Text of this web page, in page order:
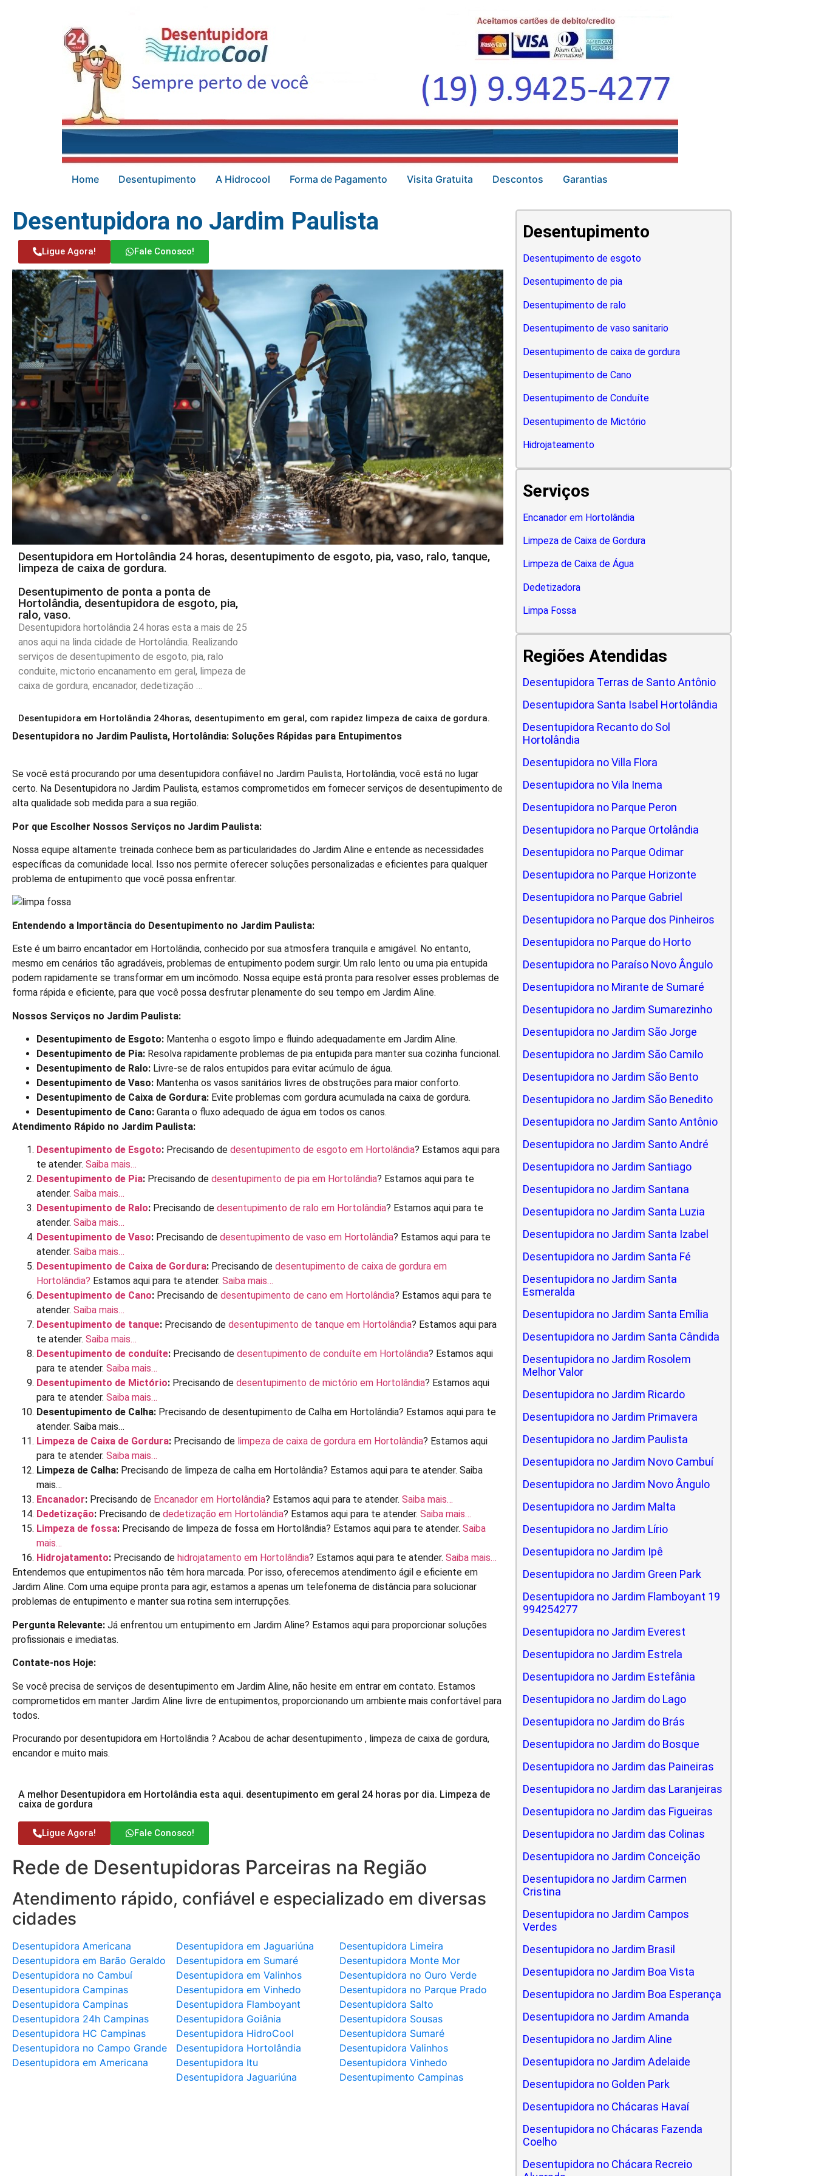
Home Desentupimento A Hidrocool Forma de Pagamento Visita Gratuita Descontos Garantias
Desentupidora no Jardim Paulista
Ligue Agora! Fale Conosco!
Desentupidora em Hortolândia 24 horas, desentupimento de esgoto, pia, vaso, ralo, tanque,
limpeza de caixa de gordura.
Desentupimento de ponta a ponta de
Hortolândia, desentupidora de esgoto, pia,
ralo, vaso.
Desentupidora hortolândia 24 horas esta a mais de 25
anos aqui na linda cidade de Hortolândia. Realizando
serviços de desentupimento de esgoto, pia, ralo
conduite, mictorio encanamento em geral, limpeza de
caixa de gordura, encanador, dedetização …
Desentupidora em Hortolândia 24horas, desentupimento em geral, com rapidez limpeza de caixa de gordura.
Desentupidora no Jardim Paulista, Hortolândia: Soluções Rápidas para Entupimentos
Se você está procurando por uma desentupidora confiável no Jardim Paulista, Hortolândia, você está no lugar
certo. Na Desentupidora no Jardim Paulista, estamos comprometidos em fornecer serviços de desentupimento de
alta qualidade sob medida para a sua região.
Por que Escolher Nossos Serviços no Jardim Paulista:
Nossa equipe altamente treinada conhece bem as particularidades do Jardim Aline e entende as necessidades
específicas da comunidade local. Isso nos permite oferecer soluções personalizadas e eficientes para qualquer
problema de entupimento que você possa enfrentar.
Entendendo a Importância do Desentupimento no Jardim Paulista:
Este é um bairro encantador em Hortolândia, conhecido por sua atmosfera tranquila e amigável. No entanto,
mesmo em cenários tão agradáveis, problemas de entupimento podem surgir. Um ralo lento ou uma pia entupida
podem rapidamente se transformar em um incômodo. Nossa equipe está pronta para resolver esses problemas de
forma rápida e eficiente, para que você possa desfrutar plenamente do seu tempo em Jardim Aline.
Nossos Serviços no Jardim Paulista:
Desentupimento de Esgoto: Mantenha o esgoto limpo e fluindo adequadamente em Jardim Aline.
Desentupimento de Pia: Resolva rapidamente problemas de pia entupida para manter sua cozinha funcional.
Desentupimento de Ralo: Livre-se de ralos entupidos para evitar acúmulo de água.
Desentupimento de Vaso: Mantenha os vasos sanitários livres de obstruções para maior conforto.
Desentupimento de Caixa de Gordura: Evite problemas com gordura acumulada na caixa de gordura.
Desentupimento de Cano: Garanta o fluxo adequado de água em todos os canos.
Atendimento Rápido no Jardim Paulista:
Desentupimento de Esgoto: Precisando de desentupimento de esgoto em Hortolândia? Estamos aqui para
te atender. Saiba mais…
Desentupimento de Pia: Precisando de desentupimento de pia em Hortolândia? Estamos aqui para te
atender. Saiba mais…
Desentupimento de Ralo: Precisando de desentupimento de ralo em Hortolândia? Estamos aqui para te
atender. Saiba mais…
Desentupimento de Vaso: Precisando de desentupimento de vaso em Hortolândia? Estamos aqui para te
atender. Saiba mais…
Desentupimento de Caixa de Gordura: Precisando de desentupimento de caixa de gordura em
Hortolândia? Estamos aqui para te atender. Saiba mais…
Desentupimento de Cano: Precisando de desentupimento de cano em Hortolândia? Estamos aqui para te
atender. Saiba mais…
Desentupimento de tanque: Precisando de desentupimento de tanque em Hortolândia? Estamos aqui para
te atender. Saiba mais…
Desentupimento de conduíte: Precisando de desentupimento de conduíte em Hortolândia? Estamos aqui
para te atender. Saiba mais…
Desentupimento de Mictório: Precisando de desentupimento de mictório em Hortolândia? Estamos aqui
para te atender. Saiba mais…
Desentupimento de Calha: Precisando de desentupimento de Calha em Hortolândia? Estamos aqui para te
atender. Saiba mais…
Limpeza de Caixa de Gordura: Precisando de limpeza de caixa de gordura em Hortolândia? Estamos aqui
para te atender. Saiba mais…
Limpeza de Calha: Precisando de limpeza de calha em Hortolândia? Estamos aqui para te atender. Saiba
mais…
Encanador: Precisando de Encanador em Hortolândia? Estamos aqui para te atender. Saiba mais…
Dedetização: Precisando de dedetização em Hortolândia? Estamos aqui para te atender. Saiba mais…
Limpeza de fossa: Precisando de limpeza de fossa em Hortolândia? Estamos aqui para te atender. Saiba
mais…
Hidrojatamento: Precisando de hidrojatamento em Hortolândia? Estamos aqui para te atender. Saiba mais…
Entendemos que entupimentos não têm hora marcada. Por isso, oferecemos atendimento ágil e eficiente em
Jardim Aline. Com uma equipe pronta para agir, estamos a apenas um telefonema de distância para solucionar
problemas de entupimento e manter sua rotina sem interrupções.
Pergunta Relevante: Já enfrentou um entupimento em Jardim Aline? Estamos aqui para proporcionar soluções
profissionais e imediatas.
Contate-nos Hoje:
Se você precisa de serviços de desentupimento em Jardim Aline, não hesite em entrar em contato. Estamos
comprometidos em manter Jardim Aline livre de entupimentos, proporcionando um ambiente mais confortável para
todos.
Procurando por desentupidora em Hortolândia ? Acabou de achar desentupimento , limpeza de caixa de gordura,
encandor e muito mais.
A melhor Desentupidora em Hortolândia esta aqui. desentupimento em geral 24 horas por dia. Limpeza de
caixa de gordura
Ligue Agora! Fale Conosco!
Rede de Desentupidoras Parceiras na Região
Atendimento rápido, confiável e especializado em diversas
cidades
Desentupidora Americana
Desentupidora em Barão Geraldo
Desentupidora no Cambuí
Desentupidora Campinas
Desentupidora Campinas
Desentupidora 24h Campinas
Desentupidora HC Campinas
Desentupidora no Campo Grande
Desentupidora em Americana
Desentupidora em Jaguariúna
Desentupidora em Sumaré
Desentupidora em Valinhos
Desentupidora em Vinhedo
Desentupidora Flamboyant
Desentupidora Goiânia
Desentupidora HidroCool
Desentupidora Hortolândia
Desentupidora Itu
Desentupidora Jaguariúna
Desentupidora Limeira
Desentupidora Monte Mor
Desentupidora no Ouro Verde
Desentupidora no Parque Prado
Desentupidora Salto
Desentupidora Sousas
Desentupidora Sumaré
Desentupidora Valinhos
Desentupidora Vinhedo
Desentupimento Campinas
Desentupimento
Desentupimento de esgoto
Desentupimento de pia
Desentupimento de ralo
Desentupimento de vaso sanitario
Desentupimento de caixa de gordura
Desentupimento de Cano
Desentupimento de Conduíte
Desentupimento de Mictório
Hidrojateamento
Serviços
Encanador em Hortolândia
Limpeza de Caixa de Gordura
Limpeza de Caixa de Água
Dedetizadora
Limpa Fossa
Regiões Atendidas
Desentupidora Terras de Santo Antônio
Desentupidora Santa Isabel Hortolândia
Desentupidora Recanto do Sol
Hortolândia
Desentupidora no Villa Flora
Desentupidora no Vila Inema
Desentupidora no Parque Peron
Desentupidora no Parque Ortolândia
Desentupidora no Parque Odimar
Desentupidora no Parque Horizonte
Desentupidora no Parque Gabriel
Desentupidora no Parque dos Pinheiros
Desentupidora no Parque do Horto
Desentupidora no Paraíso Novo Ângulo
Desentupidora no Mirante de Sumaré
Desentupidora no Jardim Sumarezinho
Desentupidora no Jardim São Jorge
Desentupidora no Jardim São Camilo
Desentupidora no Jardim São Bento
Desentupidora no Jardim São Benedito
Desentupidora no Jardim Santo Antônio
Desentupidora no Jardim Santo André
Desentupidora no Jardim Santiago
Desentupidora no Jardim Santana
Desentupidora no Jardim Santa Luzia
Desentupidora no Jardim Santa Izabel
Desentupidora no Jardim Santa Fé
Desentupidora no Jardim Santa
Esmeralda
Desentupidora no Jardim Santa Emília
Desentupidora no Jardim Santa Cândida
Desentupidora no Jardim Rosolem
Melhor Valor
Desentupidora no Jardim Ricardo
Desentupidora no Jardim Primavera
Desentupidora no Jardim Paulista
Desentupidora no Jardim Novo Cambuí
Desentupidora no Jardim Novo Ângulo
Desentupidora no Jardim Malta
Desentupidora no Jardim Lírio
Desentupidora no Jardim Ipê
Desentupidora no Jardim Green Park
Desentupidora no Jardim Flamboyant 19
994254277
Desentupidora no Jardim Everest
Desentupidora no Jardim Estrela
Desentupidora no Jardim Estefânia
Desentupidora no Jardim do Lago
Desentupidora no Jardim do Brás
Desentupidora no Jardim do Bosque
Desentupidora no Jardim das Paineiras
Desentupidora no Jardim das Laranjeiras
Desentupidora no Jardim das Figueiras
Desentupidora no Jardim das Colinas
Desentupidora no Jardim Conceição
Desentupidora no Jardim Carmen
Cristina
Desentupidora no Jardim Campos
Verdes
Desentupidora no Jardim Brasil
Desentupidora no Jardim Boa Vista
Desentupidora no Jardim Boa Esperança
Desentupidora no Jardim Amanda
Desentupidora no Jardim Aline
Desentupidora no Jardim Adelaide
Desentupidora no Golden Park
Desentupidora no Chácaras Havaí
Desentupidora no Chácaras Fazenda
Coelho
Desentupidora no Chácara Recreio